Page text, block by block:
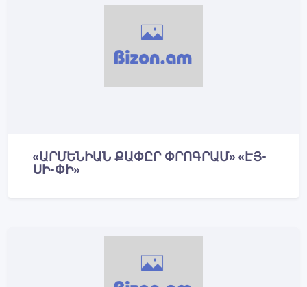
«ԱՐՄԵՆԻԱՆ ՔԱՓԸՐ ՓՐՈԳՐԱՄ» «ԷՅ-
ՍԻ-ՓԻ»